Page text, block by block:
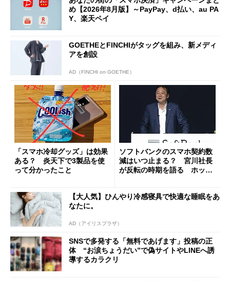
め【2026年8月版】～PayPay、d払い、au PA
Y、楽天ペイ
GOETHEとFINCHIがタッグを組み、新メディ
アを創設
AD（FINCHI on GOETHE）
「スマホ冷却グッズ」は効果
ある？ 炎天下で3製品を使
って分かったこと
ソフトバンクのスマホ契約数
減はいつ止まる？ 宮川社長
が反転の時期を語る ホッピ
【大人気】ひんやり冷感寝具で快適な睡眠をあ
なたに。
AD（アイリスプラザ）
SNSで多発する「無料であげます」投稿の正
体 “お涙ちょうだい”で偽サイトやLINEへ誘
導するカラクリ